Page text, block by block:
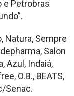
e Petrobras
Natura, Sempre
Salon
Azul, Indaiá,
O.B., BEATS,
Senac.